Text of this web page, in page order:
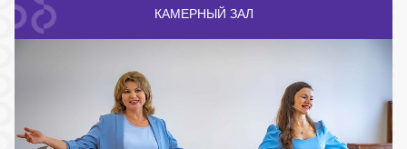
КАМЕРНЫЙ ЗАЛ